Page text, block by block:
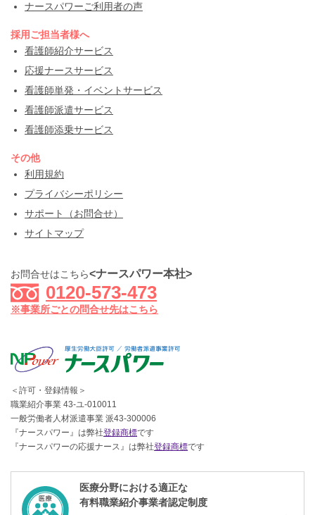
ナースパワーご利用者の声
採用ご担当者様へ
看護師紹介サービス
応援ナースサービス
看護師単発・イベントサービス
看護師派遣サービス
看護師添乗サービス
その他
利用規約
プライバシーポリシー
サポート（お問合せ）
サイトマップ
お問合せはこちら<ナースパワー本社>
0120-573-473
※事業所ごとの問合せ先はこちら
＜許可・登録情報＞
職業紹介事業 43-ユ-010011
一般労働者人材派遣事業 派43-300006
『ナースパワー』は弊社登録商標です
『ナースパワーの応援ナース』は弊社登録商標です
医療分野における適正な
有料職業紹介事業者認定制度